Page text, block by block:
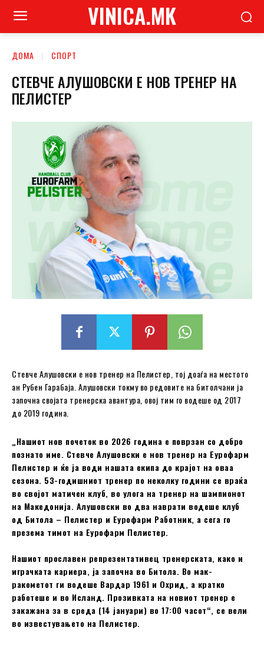
VINICA.MK
ДОМА СПОРТ
СТЕВЧЕ АЛУШOВСКИ Е НОВ ТРЕНЕР НА
ПЕЛИСТЕР
Стевче Алушовски е нов тренер на Пелистер, тој доаѓа на местото
ан Рубен Гарабаја. Алушовски токму во редовите на битолчани ја
започна својата тренерска авантура, овој тим го водеше од 2017
до 2019 година.
„Нашиот нов почеток во 2026 година е поврзан со добро
познато име. Стевче Алушoвски е нов тренер на Еурофарм
Пелистер и ќе ја води нашата екипа до крајот на оваа
сезона. 53-годишниот тренер по неколку години се враќа
во својот матичен клуб, во улога на тренер на шампионот
на Македонија. Алушoвски во два наврати водеше клуб
од Битола – Пелистер и Еурофарм Работник, а сега го
презема тимот на Еурофарм Пелистер.
Нашиот прославен репрезентативец тренерската, како и
играчката кариера, ја започна во Битола. Во мак-
ракометот ги водеше Вардар 1961 и Охрид, а кратко
работеше и во Исланд. Прозивката на новиот тренер е
закажана за в среда (14 јануари) во 17:00 часот“, се вели
во известувањето на Пелистер.